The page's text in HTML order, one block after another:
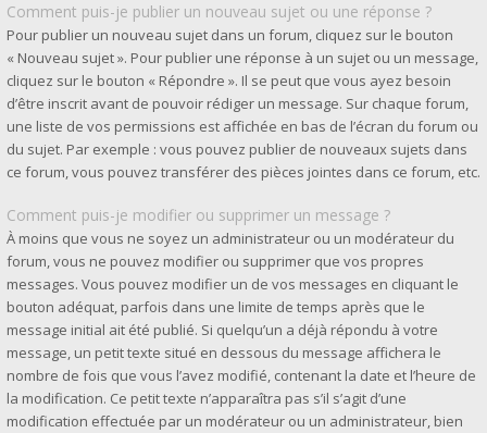
Comment puis-je publier un nouveau sujet ou une réponse ?
Pour publier un nouveau sujet dans un forum, cliquez sur le bouton
« Nouveau sujet ». Pour publier une réponse à un sujet ou un message,
cliquez sur le bouton « Répondre ». Il se peut que vous ayez besoin
d’être inscrit avant de pouvoir rédiger un message. Sur chaque forum,
une liste de vos permissions est affichée en bas de l’écran du forum ou
du sujet. Par exemple : vous pouvez publier de nouveaux sujets dans
ce forum, vous pouvez transférer des pièces jointes dans ce forum, etc.
Comment puis-je modifier ou supprimer un message ?
À moins que vous ne soyez un administrateur ou un modérateur du
forum, vous ne pouvez modifier ou supprimer que vos propres
messages. Vous pouvez modifier un de vos messages en cliquant le
bouton adéquat, parfois dans une limite de temps après que le
message initial ait été publié. Si quelqu’un a déjà répondu à votre
message, un petit texte situé en dessous du message affichera le
nombre de fois que vous l’avez modifié, contenant la date et l’heure de
la modification. Ce petit texte n’apparaîtra pas s’il s’agit d’une
modification effectuée par un modérateur ou un administrateur, bien